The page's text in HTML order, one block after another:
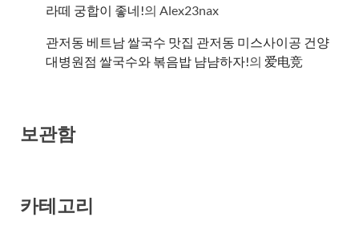
라떼 궁합이 좋네!의 Alex23nax
관저동 베트남 쌀국수 맛집 관저동 미스사이공 건양
대병원점 쌀국수와 볶음밥 냠냠하자!의 爱电竞
보관함
카테고리